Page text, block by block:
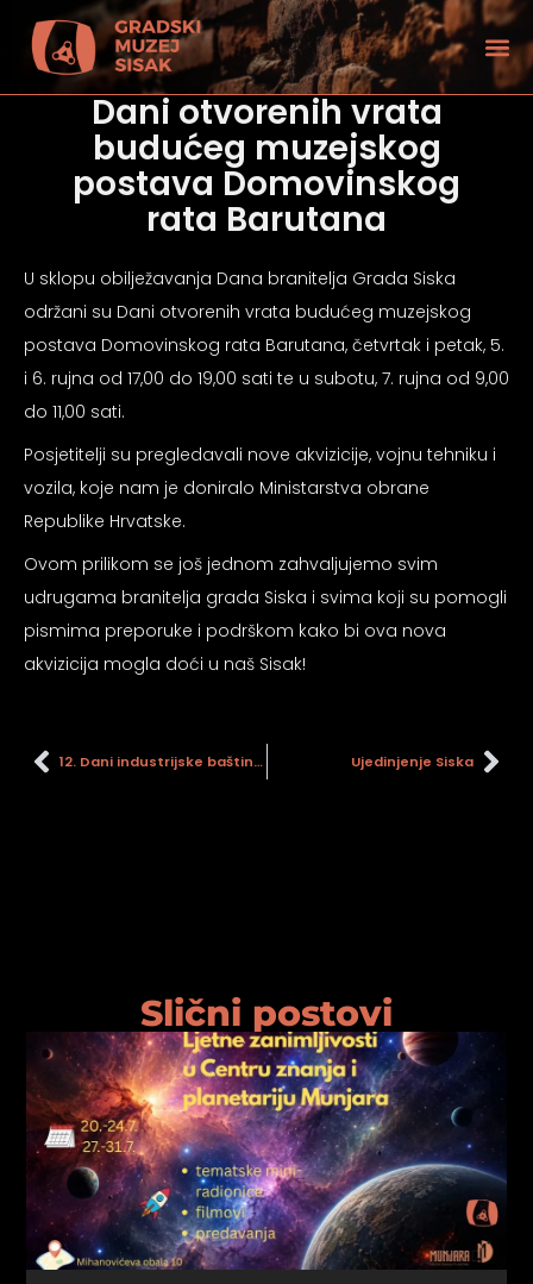
Dani otvorenih vrata
budućeg muzejskog
postava Domovinskog
rata Barutana
U sklopu obilježavanja Dana branitelja Grada Siska
održani su Dani otvorenih vrata budućeg muzejskog
postava Domovinskog rata Barutana, četvrtak i petak, 5.
i 6. rujna od 17,00 do 19,00 sati te u subotu, 7. rujna od 9,00
do 11,00 sati.
Posjetitelji su pregledavali nove akvizicije, vojnu tehniku i
vozila, koje nam je doniralo Ministarstva obrane
Republike Hrvatske.
Ovom prilikom se još jednom zahvaljujemo svim
udrugama branitelja grada Siska i svima koji su pomogli
pismima preporuke i podrškom kako bi ova nova
akvizicija mogla doći u naš Sisak!
12. Dani industrijske baštine grada Siska, 12. – 21. 09. 2024. Ujedinjenje Siska
Slični postovi
vida